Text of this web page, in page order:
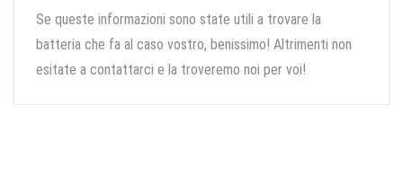
Se queste informazioni sono state utili a trovare la
batteria che fa al caso vostro, benissimo! Altrimenti non
esitate a contattarci e la troveremo noi per voi!